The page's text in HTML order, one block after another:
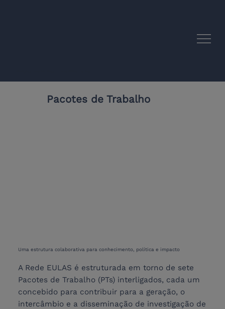
Pacotes de Trabalho
Uma estrutura colaborativa para conhecimento, política e impacto
A Rede EULAS é estruturada em torno de sete
Pacotes de Trabalho (PTs) interligados, cada um
concebido para contribuir para a geração, o
intercâmbio e a disseminação de investigação de